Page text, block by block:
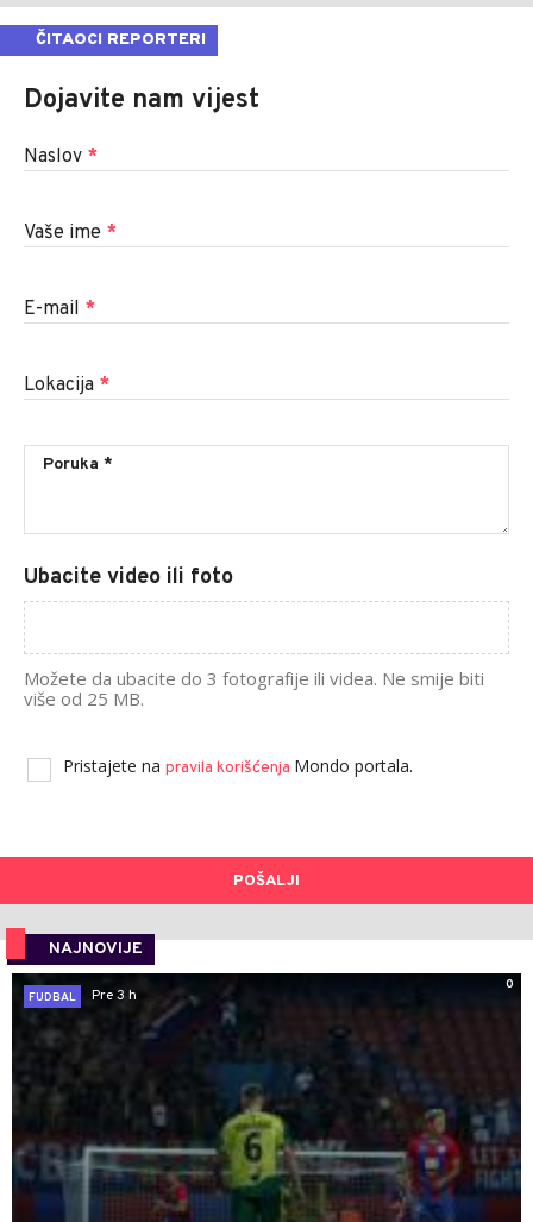
ČITAOCI REPORTERI
Dojavite nam vijest
Naslov *
Vaše ime *
E-mail *
Lokacija *
Ubacite video ili foto
Možete da ubacite do 3 fotografije ili videa. Ne smije biti
više od 25 MB.
Pristajete na pravila korišćenja Mondo portala.
POŠALJI
NAJNOVIJE
0
FUDBAL
Pre 3 h